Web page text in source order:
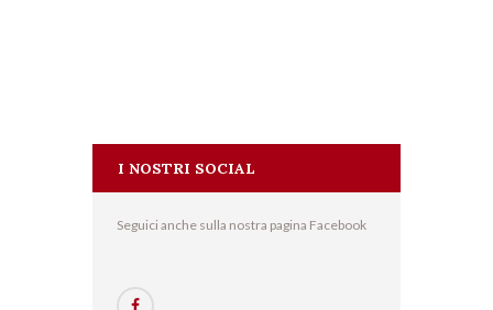
I NOSTRI SOCIAL
Seguici anche sulla nostra pagina Facebook